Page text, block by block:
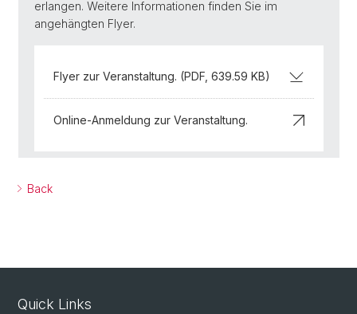
erlangen. Weitere Informationen finden Sie im
angehängten Flyer.
Flyer zur Veranstaltung. (PDF, 639.59 KB)
Online-Anmeldung zur Veranstaltung.
Back
Quick Links